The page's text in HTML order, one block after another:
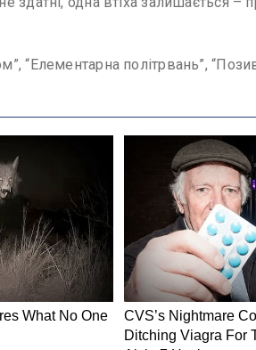
“Елементарна політрвань”,